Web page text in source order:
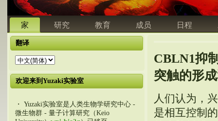
家 研究 教育 成员 日程
翻译
欢迎来到Yuzaki实验室
・ Yuzaki实验室是人类生物学研究中心 -
微生物群 - 量子计算研究（Keio
CBLN1抑
突触的形
人们认为，
是相互控制